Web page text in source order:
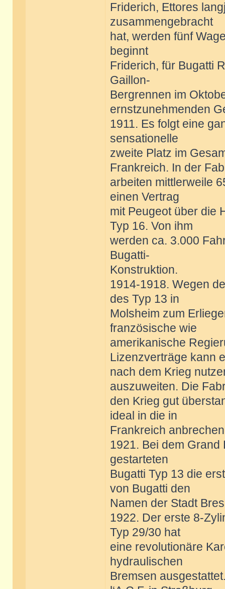
Friderich, Ettores
zusammengebracht
hat, werden fünf
beginnt
Friderich, für Bugatti
Gaillon-
Bergrennen im
ernstzunehmenden
1911. Es folgt eine
sensationelle
zweite Platz im
Frankreich. In der
arbeiten mittlerweile
einen Vertrag
mit Peugeot über die
Typ 16. Von ihm
werden ca. 3.000
Bugatti-
Konstruktion.
1914-1918. Wegen
des Typ 13 in
Molsheim zum
französische wie
amerikanische
Lizenzverträge kann
nach dem Krieg
auszuweiten. Die
den Krieg gut
ideal in die in
Frankreich
1921. Bei dem Grand
gestarteten
Bugatti Typ 13 die
von Bugatti den
Namen der Stadt
1922. Der erste 8-
Typ 29/30 hat
eine revolutionäre
hydraulischen
Bremsen